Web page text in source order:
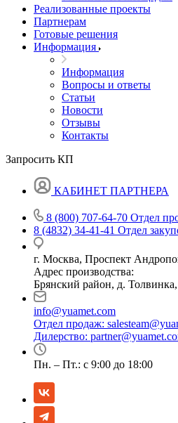
Реализованные проекты
Партнерам
Готовые решения
Информация
Информация
Вопросы и ответы
Статьи
Новости
Отзывы
Контакты
Запросить КП
КАБИНЕТ ПАРТНЕРА
8 (800) 707-64-70 Отдел
8 (4832) 34-41-41 Отдел
г. Москва, Проспект
Адрес производства:
Брянский район, д.
info@yuamet.com
Отдел продаж:
Дилерство:
Пн. – Пт.: с 9:00 до 18:00